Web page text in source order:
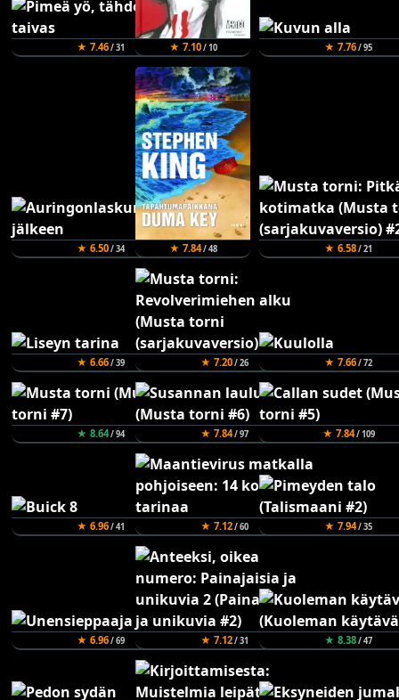
★ 7.46/ 31 ★ 7.10/ 10 ★ 7.76/ 95
★ 6.50/ 34 ★ 7.84/ 48 ★ 6.58/ 21
★ 6.66/ 39 ★ 7.20/ 26 ★ 7.66/ 72
★ 8.64/ 94 ★ 7.84/ 97 ★ 7.84/ 109
★ 6.96/ 41 ★ 7.12/ 60 ★ 7.94/ 35
★ 6.96/ 69 ★ 7.12/ 31 ★ 8.38/ 47